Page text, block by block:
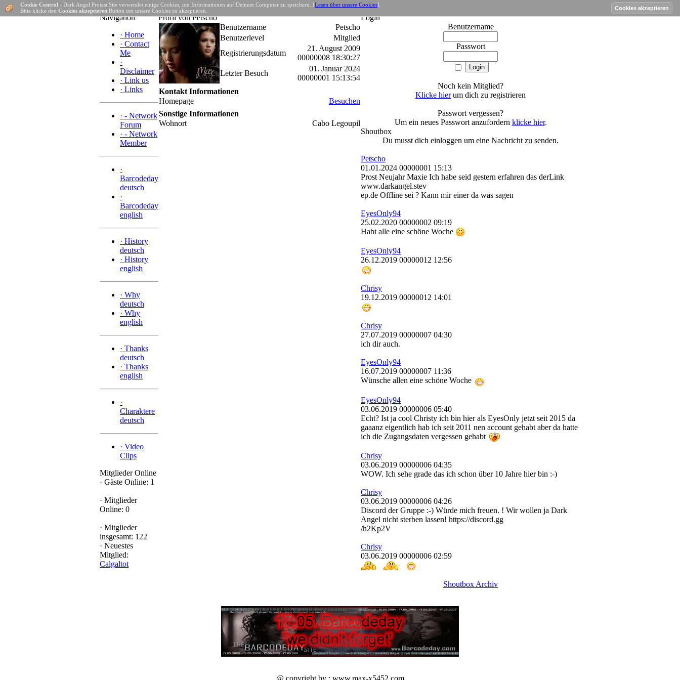
Home
Navigation
· Home
· Contact
Me
·
Disclaimer
· Link us
· Links
· - Network
Forum
· - Network
Member
·
Barcodeday
deutsch
·
Barcodeday
english
· History
deutsch
· History
english
· Why
deutsch
· Why
english
· Thanks
deutsch
· Thanks
english
·
Charaktere
deutsch
· Video
Clips
Mitglieder Online
· Gäste Online: 1
· Mitglieder
Online: 0
· Mitglieder
insgesamt: 122
· Neuestes
Mitglied:
Calgaltot
Cookie Control - Dark Angel Protest Site verwendet einige Cookies, um Informationen auf Deinem Computer zu speichern. [Lesen über unsere Cookies].
Bitte klicke den Cookies akzeptieren Button um unsere Cookies zu akzeptieren.
Profil von Petscho
Benutzername
Petscho
Benutzerlevel
Mitglied
Registrierungsdatum
21. August 2009
00000008 18:30:27
Letzter Besuch
01. Januar 2024
00000001 15:13:54
Kontakt Informationen
Homepage
Besuchen
Sonstige Informationen
Wohnort
Cabo Legoupil
Login
Benutzername
Passwort
Noch kein Mitglied?
Klicke hierum dich zu registrieren
Passwort vergessen?
Um ein neues Passwort anzufordern klicke hier.
Shoutbox
Du musst dich einloggen um eine Nachricht zu senden.
Petscho
01.01.2024 00000001 15:13
Prost Neujahr Maxie Ich habe seid gestern erfahren das derLink
www.darkangel.stev
ep.de Offline sei ? Kann mir einer da was sagen
EyesOnly94
25.02.2020 00000002 09:19
Habt alle eine schöne Woche
EyesOnly94
26.12.2019 00000012 12:56
Chrisy
19.12.2019 00000012 14:01
Chrisy
27.07.2019 00000007 04:30
ich dir auch.
EyesOnly94
16.07.2019 00000007 11:36
Wünsche allen eine schöne Woche
EyesOnly94
03.06.2019 00000006 05:40
Echt? Ist ja cool Christy ich bin hier als EyesOnly jetzt seit 2015 da
gaaanz eigentlich hab ich seit 2011 nen account gehabt aber da hatte
ich die Zugangsdaten vergessen gehabt
Chrisy
03.06.2019 00000006 04:35
WOW. Ich sehe grade das ich schon über 10 Jahre hier bin :-)
Chrisy
03.06.2019 00000006 04:26
Discord der Gruppe :-) Würde mich freuen. ! Wir wollen ja Dark
Angel nicht sterben lassen! https://discord.gg
/h2Kp2V
Chrisy
03.06.2019 00000006 02:59
Shoutbox Archiv
@ copyright by : www.max-x5452.com